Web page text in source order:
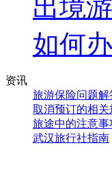
出境
如何
资讯
旅游保险问题解
取消预订的相关
旅途中的注意事
武汉旅行社指南